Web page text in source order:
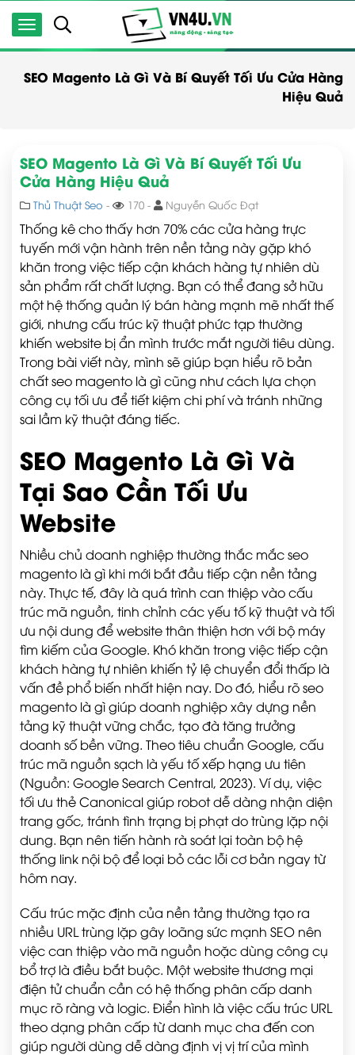
SEO Magento Là Gì Và Bí Quyết Tối Ưu Cửa Hàng
Hiệu Quả
SEO Magento Là Gì Và Bí Quyết Tối Ưu
Cửa Hàng Hiệu Quả
Thủ Thuật Seo - 170 - Nguyễn Quốc Đạt
Thống kê cho thấy hơn 70% các cửa hàng trực
tuyến mới vận hành trên nền tảng này gặp khó
khăn trong việc tiếp cận khách hàng tự nhiên dù
sản phẩm rất chất lượng. Bạn có thể đang sở hữu
một hệ thống quản lý bán hàng mạnh mẽ nhất thế
giới, nhưng cấu trúc kỹ thuật phức tạp thường
khiến website bị ẩn mình trước mắt người tiêu dùng.
Trong bài viết này, mình sẽ giúp bạn hiểu rõ bản
chất seo magento là gì cũng như cách lựa chọn
công cụ tối ưu để tiết kiệm chi phí và tránh những
sai lầm kỹ thuật đáng tiếc.
SEO Magento Là Gì Và
Tại Sao Cần Tối Ưu
Website
Nhiều chủ doanh nghiệp thường thắc mắc seo
magento là gì khi mới bắt đầu tiếp cận nền tảng
này. Thực tế, đây là quá trình can thiệp vào cấu
trúc mã nguồn, tinh chỉnh các yếu tố kỹ thuật và tối
ưu nội dung để website thân thiện hơn với bộ máy
tìm kiếm của Google. Khó khăn trong việc tiếp cận
khách hàng tự nhiên khiến tỷ lệ chuyển đổi thấp là
vấn đề phổ biến nhất hiện nay. Do đó, hiểu rõ seo
magento là gì giúp doanh nghiệp xây dựng nền
tảng kỹ thuật vững chắc, tạo đà tăng trưởng
doanh số bền vững. Theo tiêu chuẩn Google, cấu
trúc mã nguồn sạch là yếu tố xếp hạng ưu tiên
(Nguồn: Google Search Central, 2023). Ví dụ, việc
tối ưu thẻ Canonical giúp robot dễ dàng nhận diện
trang gốc, tránh tình trạng bị phạt do trùng lặp nội
dung. Bạn nên tiến hành rà soát lại toàn bộ hệ
thống link nội bộ để loại bỏ các lỗi cơ bản ngay từ
hôm nay.
Cấu trúc mặc định của nền tảng thường tạo ra
nhiều URL trùng lặp gây loãng sức mạnh SEO nên
việc can thiệp vào mã nguồn hoặc dùng công cụ
bổ trợ là điều bắt buộc. Một website thương mại
điện tử chuẩn cần có hệ thống phân cấp danh
mục rõ ràng và logic. Điển hình là việc cấu trúc URL
theo dạng phân cấp từ danh mục cha đến con
giúp người dùng dễ dàng định vị vị trí của mình